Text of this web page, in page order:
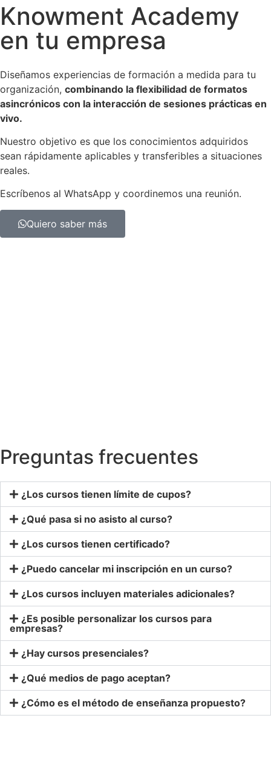
Knowment Academy
en tu empresa
Diseñamos experiencias de formación a medida para tu
organización, combinando la flexibilidad de formatos
asincrónicos con la interacción de sesiones prácticas en
vivo.
Nuestro objetivo es que los conocimientos adquiridos
sean rápidamente aplicables y transferibles a situaciones
reales.
Escríbenos al WhatsApp y coordinemos una reunión.
Quiero saber más
Preguntas frecuentes
¿Los cursos tienen límite de cupos?
¿Qué pasa si no asisto al curso?
¿Los cursos tienen certificado?
¿Puedo cancelar mi inscripción en un curso?
¿Los cursos incluyen materiales adicionales?
¿Es posible personalizar los cursos para
empresas?
¿Hay cursos presenciales?
¿Qué medios de pago aceptan?
¿Cómo es el método de enseñanza propuesto?